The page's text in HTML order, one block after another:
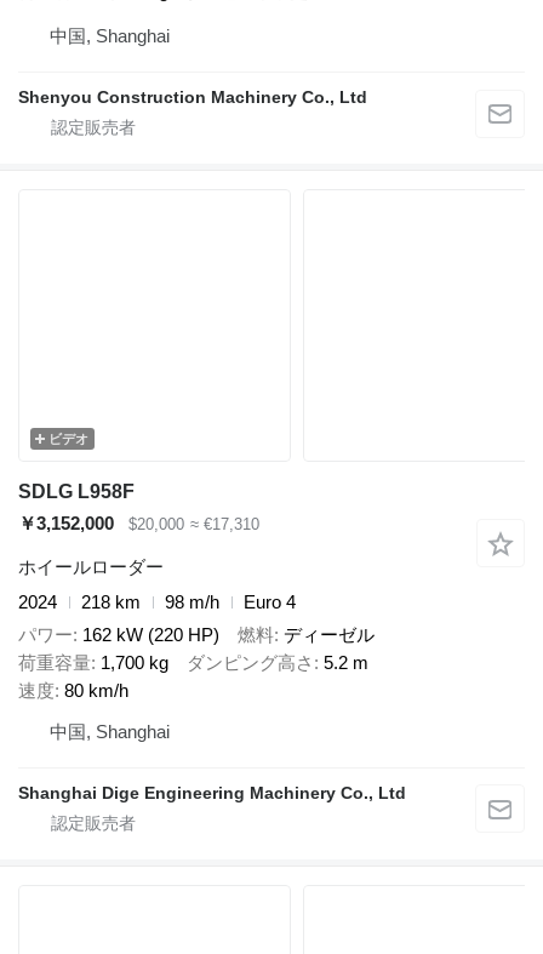
中国, Shanghai
Shenyou Construction Machinery Co., Ltd
ビデオ
SDLG L958F
￥3,152,000
$20,000 ≈ €17,310
ホイールローダー
2024
218 km 98 m/h
Euro 4
パワー 162 kW (220 HP) 燃料 ディーゼル
荷重容量 1,700 kg ダンピング高さ
5.2 m
速度 80 km/h
中国, Shanghai
Shanghai Dige Engineering Machinery Co., Ltd